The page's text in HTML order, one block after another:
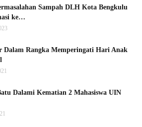
Sampah DLH Kota Bengkulu
ke…
Dalam Rangka Memperingati Hari Anak
Dalami Kematian 2 Mahasiswa UIN